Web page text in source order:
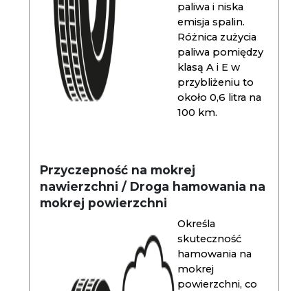
paliwa i niska
emisja spalin.
Różnica zużycia
paliwa pomiędzy
klasą A i E w
przybliżeniu to
około 0,6 litra na
100 km.
Przyczepność na mokrej
nawierzchni / Droga hamowania na
mokrej powierzchni
Określa
skuteczność
hamowania na
mokrej
powierzchni, co